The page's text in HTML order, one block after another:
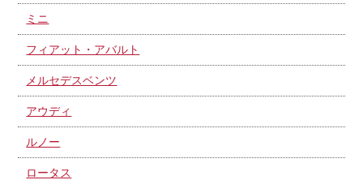
ミニ
フィアット・アバルト
メルセデスベンツ
アウディ
ルノー
ロータス